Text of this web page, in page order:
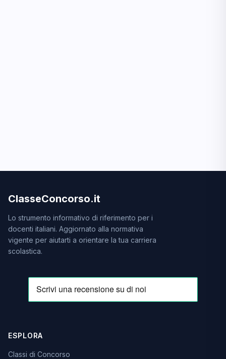
ClasseConcorso.it
Lo strumento informativo di riferimento per i
docenti italiani. Aggiornato alla normativa
vigente per aiutarti a orientare la tua carriera
scolastica.
ESPLORA
Classi di Concorso